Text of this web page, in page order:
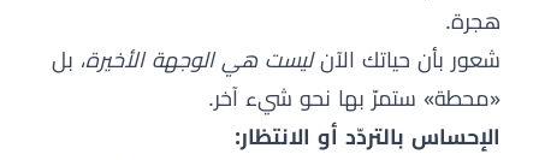
هجرة.
شعور بأن حياتك الآنليست هي الوجهة الأخيرة، بل
«محطة» ستمرّ بها نحو شيء آخر.
الإحساس بالتردّد أو الانتظار: